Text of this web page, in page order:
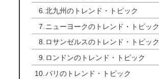
北九州のトレンド・トピック
ニューヨークのトレンド・トピック
ロサンゼルスのトレンド・トピック
ロンドンのトレンド・トピック
パリのトレンド・トピック